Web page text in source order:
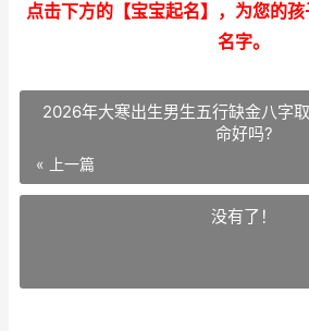
点击下方的【宝宝起名】，为您的
名字。
2026年大寒出生男生五行缺金八字
命好吗?
« 上一篇
没有了！